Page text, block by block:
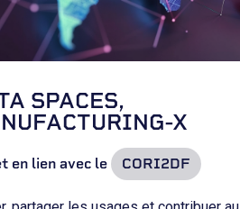
SPACES,
X
en lien avec le CORI2DF